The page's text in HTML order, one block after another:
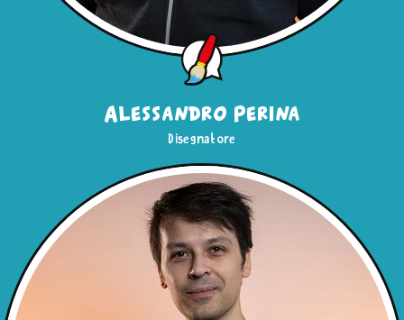
Alessandro Perina
Disegnatore